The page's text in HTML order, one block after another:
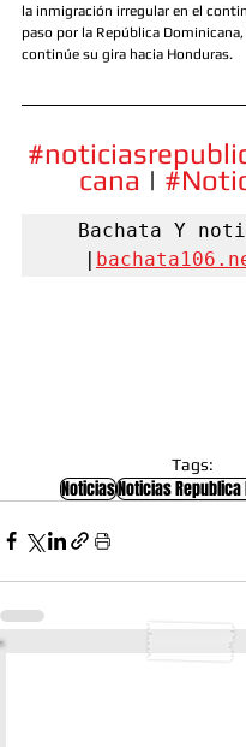
la inmigración irregular en el
paso por la República Dominicana,
continúe su gira hacia Honduras.
cana |
Bachata Y
|
Tags:
NoticiasNoticias